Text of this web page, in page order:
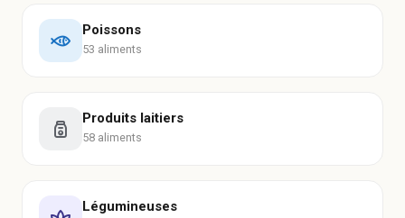
Poissons
53 aliments
Produits laitiers
58 aliments
Légumineuses